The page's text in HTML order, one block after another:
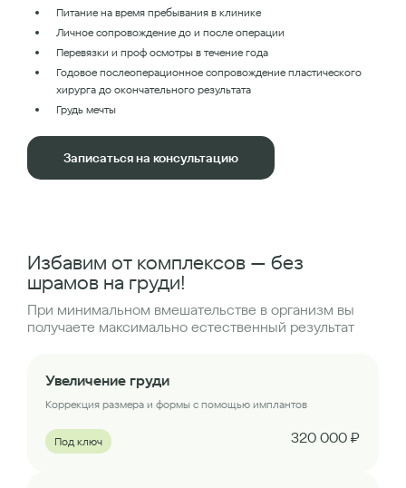
Питание на время пребывания в клинике
Личное сопровождение до и после операции
Перевязки и проф осмотры в течение года
Годовое послеоперационное сопровождение пластического
хирурга до окончательного результата
Грудь мечты
Записаться на консультацию
Избавим от комплексов — без
шрамов на груди!
При минимальном вмешательстве в организм вы
получаете максимально естественный результат
Увеличение груди
Коррекция размера и формы с помощью имплантов
Под ключ 320 000 ₽